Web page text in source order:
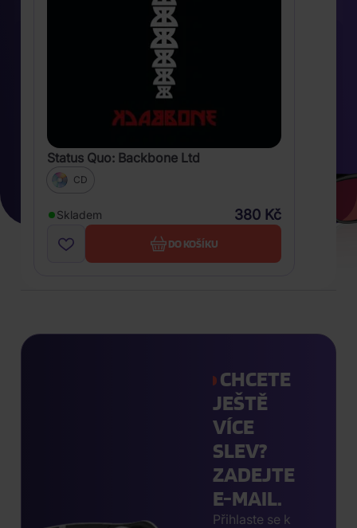
Status Quo: Backbone Ltd
CD
Skladem 380 Kč
DO KOŠÍKU
CHCETE
JEŠTĚ
VÍCE
SLEV?
ZADEJTE
E-MAIL.
Přihlaste se k